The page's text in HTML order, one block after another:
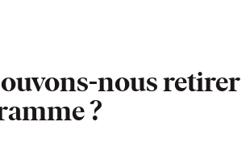
nous retirer
?